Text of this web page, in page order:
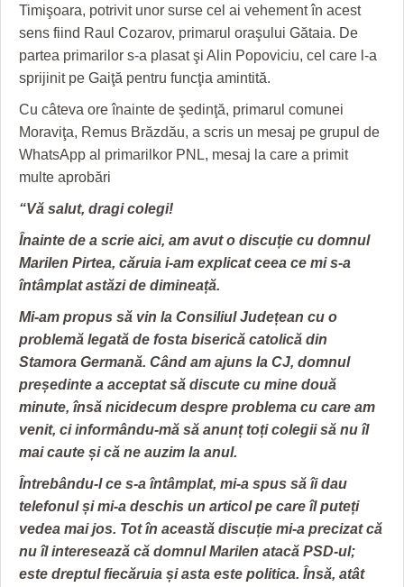
SFATUL MEDICULUI
SFATURI JURIDICE
Timişoara, potrivit unor surse cel ai vehement în acest
sens fiind Raul Cozarov, primarul oraşului Gătaia. De
partea primarilor s-a plasat şi Alin Popoviciu, cel care l-a
sprijinit pe Gaiţă pentru funcţia amintită.
Cu câteva ore înainte de şedinţă, primarul comunei
Moraviţa, Remus Brăzdău, a scris un mesaj pe grupul de
WhatsApp al primarilkor PNL, mesaj la care a primit
multe aprobări
“Vă salut, dragi colegi!
Înainte de a scrie aici, am avut o discuție cu domnul
Marilen Pirtea, căruia i-am explicat ceea ce mi s-a
întâmplat astăzi de dimineață.
Mi-am propus să vin la Consiliul Județean cu o
problemă legată de fosta biserică catolică din
Stamora Germană. Când am ajuns la CJ, domnul
președinte a acceptat să discute cu mine două
minute, însă nicidecum despre problema cu care am
venit, ci informându-mă să anunț toți colegii să nu îl
mai caute și că ne auzim la anul.
Întrebându-l ce s-a întâmplat, mi-a spus să îi dau
telefonul și mi-a deschis un articol pe care îl puteți
vedea mai jos. Tot în această discuție mi-a precizat că
nu îl interesează că domnul Marilen atacă PSD-ul;
este dreptul fiecăruia și asta este politica. Însă, atât